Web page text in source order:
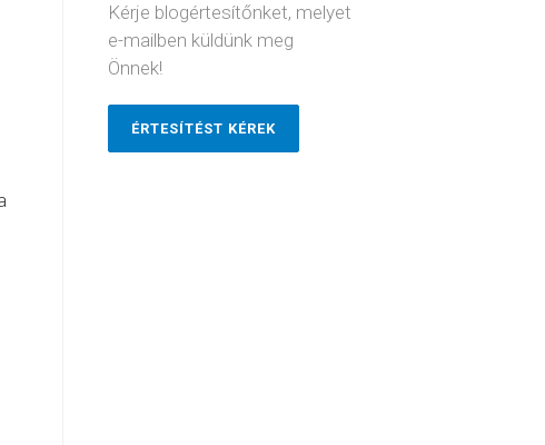
Kérje blogértesítőnket, melyet
e-mailben küldünk meg
Önnek!
ÉRTESÍTÉST KÉREK